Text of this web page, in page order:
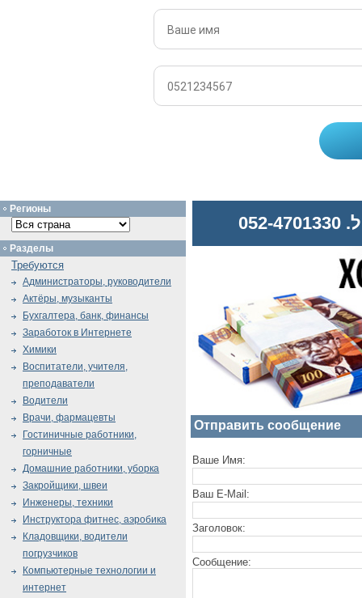
Отправить сообщение
Ваше Имя:
Ваш E-Mail:
Заголовок:
Сообщение:
Регионы
Разделы
Требуются
Администраторы, руководители
Актёры, музыканты
Бухгалтера, банк, финансы
Заработок в Интернете
Химики
Воспитатели, учителя,
преподаватели
Водители
Врачи, фармацевты
Гостиничные работники,
горничные
Домашние работники, уборка
Закройщики, швеи
Инженеры, техники
Инструктора фитнес, аэробика
Кладовщики, водители
погрузчиков
Компьютерные технологии и
интернет